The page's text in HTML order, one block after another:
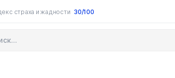
страха и жадности 30/100